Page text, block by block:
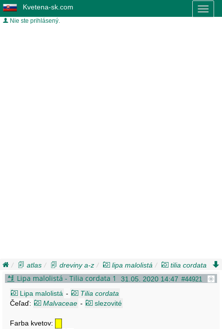
Kvetena-sk.com
Nie ste prihlásený.
atlas dreviny a-z lipa malolistá
tilia cordata
31.05. 2020 14:47 #44921
Lipa malolistá - Tilia cordata 1
Lipa malolistá -
Tilia cordata
Čeľaď:
Malvaceae - slezovité
Farba kvetov: